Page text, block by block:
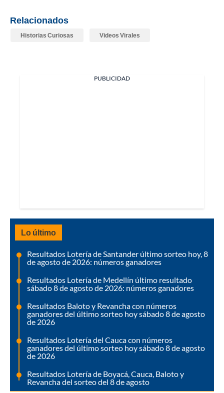
Relacionados
Historias Curiosas Videos Virales
PUBLICIDAD
Lo último
Resultados Lotería de Santander último sorteo hoy, 8
de agosto de 2026: números ganadores
Resultados Lotería de Medellín último resultado
sábado 8 de agosto de 2026: números ganadores
Resultados Baloto y Revancha con números
ganadores del último sorteo hoy sábado 8 de agosto
de 2026
Resultados Lotería del Cauca con números
ganadores del último sorteo hoy sábado 8 de agosto
de 2026
Resultados Lotería de Boyacá, Cauca, Baloto y
Revancha del sorteo del 8 de agosto